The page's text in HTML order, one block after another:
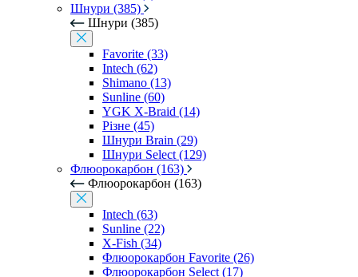
Шнури (385)
Шнури (385)
Favorite (33)
Intech (62)
Shimano (13)
Sunline (60)
YGK X-Braid (14)
Різне (45)
Шнури Brain (29)
Шнури Select (129)
Флюорокарбон (163)
Флюорокарбон (163)
Intech (63)
Sunline (22)
X-Fish (34)
Флюорокарбон Favorite (26)
Флюорокарбон Select (17)